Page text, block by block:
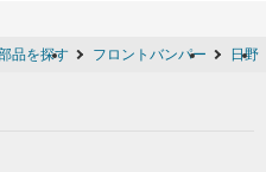
品を探す フロントバンパー 日野